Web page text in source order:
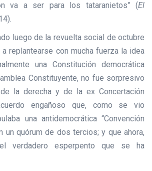
va a ser para los tataranietos” (El
luego de la revuelta social de octubre
replantearse con mucha fuerza la idea
una Constitución democrática
Constituyente, no fue sorpresivo
la derecha y de la ex Concertación
engañoso que, como se vio
una antidemocrática “Convención
un quórum de dos tercios; y que ahora,
verdadero esperpento que se ha